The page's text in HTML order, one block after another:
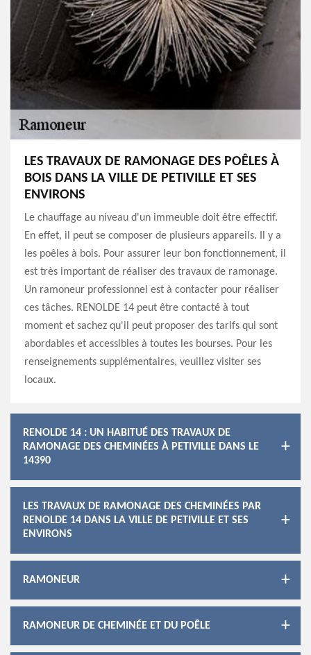
LES TRAVAUX DE RAMONAGE DES POÊLES À
BOIS DANS LA VILLE DE PETIVILLE ET SES
ENVIRONS
Le chauffage au niveau d'un immeuble doit être effectif.
En effet, il peut se composer de plusieurs appareils. Il y a
les poêles à bois. Pour assurer leur bon fonctionnement, il
est très important de réaliser des travaux de ramonage.
Un ramoneur professionnel est à contacter pour réaliser
ces tâches. RENOLDE 14 peut être contacté à tout
moment et sachez qu'il peut proposer des tarifs qui sont
abordables et accessibles à toutes les bourses. Pour les
renseignements supplémentaires, veuillez visiter ses
locaux.
RENOLDE 14 : UN HABITUÉ DES TRAVAUX DE
RAMONAGE DES CHEMINÉES À PETIVILLE DANS LE
14390
LES TRAVAUX DE RAMONAGE DES CHEMINÉES PAR
RENOLDE 14 DANS LA VILLE DE PETIVILLE ET SES
ENVIRONS
RAMONEUR
RAMONEUR DE CHEMINÉE ET DU POÊLE